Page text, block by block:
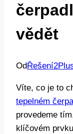
vědět
Od
Víte, co je to
tepelném
provedeme
klíčovém